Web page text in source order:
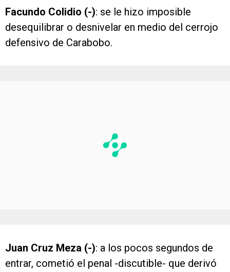
Facundo Colidio (-): se le hizo imposible
desequilibrar o desnivelar en medio del cerrojo
defensivo de Carabobo.
Juan Cruz Meza (-): a los pocos segundos de
entrar, cometió el penal -discutible- que derivó